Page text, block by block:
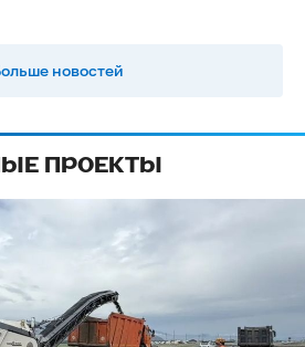
новостей
ПРОЕКТЫ